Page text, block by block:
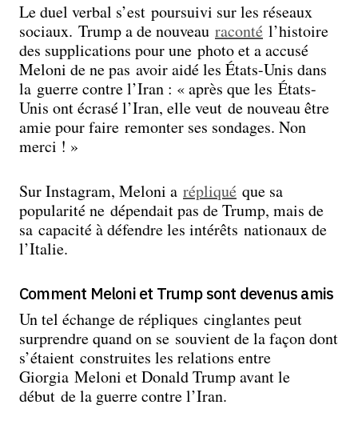
Le duel verbal s’est poursuivi sur les réseaux
sociaux. Trump a de nouveau raconté l’histoire
des supplications pour une photo et a accusé
Meloni de ne pas avoir aidé les États-Unis dans
la guerre contre l’Iran : « après que les États-
Unis ont écrasé l’Iran, elle veut de nouveau être
amie pour faire remonter ses sondages. Non
merci ! »
Sur Instagram, Meloni a répliqué que sa
popularité ne dépendait pas de Trump, mais de
sa capacité à défendre les intérêts nationaux de
l’Italie.
Comment Meloni et Trump sont devenus amis
Un tel échange de répliques cinglantes peut
surprendre quand on se souvient de la façon dont
s’étaient construites les relations entre
Giorgia Meloni et Donald Trump avant le
début de la guerre contre l’Iran.